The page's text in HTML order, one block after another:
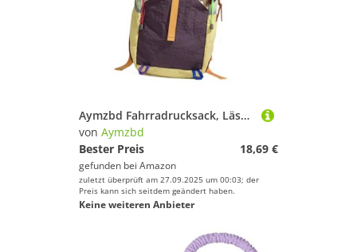
Aymzbd Fahrradrucksack, Lässige, Tragbare Tasche, Sporttasche Zum Laufen, Reisen, Wandern, Mountainbiken, Jungen Und Mädchen, Lila
von Aymzbd
Bester Preis
18,69 €
gefunden bei Amazon
zuletzt überprüft am 27.09.2025 um 00:03; der
Preis kann sich seitdem geändert haben.
Keine weiteren Anbieter